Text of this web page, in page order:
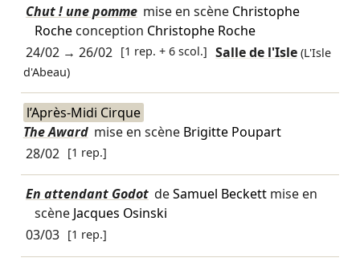
Chut ! une pomme mise en scène Christophe
Rocheconception Christophe Roche
24/02→ 26/02 [1 rep. + 6 scol.] Salle de l'Isle (L'Isle
d'Abeau)
l’Après-Midi Cirque
The Award mise en scène Brigitte Poupart
28/02 [1 rep.]
En attendant Godot deSamuel Beckettmise en
scène Jacques Osinski
03/03 [1 rep.]